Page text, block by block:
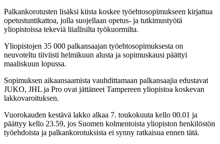
Palkankorotusten lisäksi kiista koskee työehtosopimukseen kirjattua
opetustuntikattoa, jolla suojellaan opetus- ja tutkimustyötä
yliopistoissa tekeviä liiallisilta työkuormilta.
Yliopistojen 35 000 palkansaajan työehtosopimuksesta on
neuvoteltu tiiviisti helmikuun alusta ja sopimuskausi päättyi
maaliskuun lopussa.
Sopimuksen aikaansaamista vauhdittamaan palkansaajia edustavat
JUKO, JHL ja Pro ovat jättäneet Tampereen yliopistoa koskevan
lakkovaroituksen.
Vuorokauden kestävä lakko alkaa 7. toukokuuta kello 00.01 ja
päättyy kello 23.59, jos Suomen kolmentoista yliopiston henkilöstön
työehdoista ja palkankorotuksista ei synny ratkaisua ennen tätä.